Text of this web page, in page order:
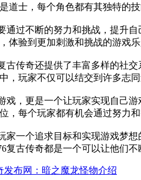
道士，每个角色都有其独特的
通过不断的努力和挑战，提升
体验到更加刺激和挑战的游戏乐
古传奇还提供了丰富多样的社
，玩家不仅可以结交到许多志
戏，更是一个让玩家实现自己
，每个玩家都有机会通过努力
家一个追求目标和实现游戏梦
复古传奇都是一个可以让他们
发布网：暗之魔龙怪物介绍